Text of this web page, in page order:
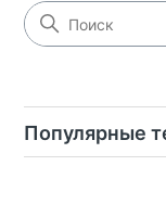
Популярные